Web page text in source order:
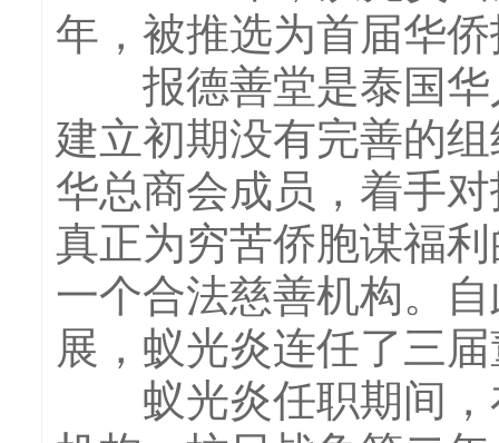
年，被推选为首届华
报德善堂是泰国华
建立初期没有完善的
华总商会成员，着手
真正为穷苦侨胞谋福
一个合法慈善机构。
展，蚁光炎连任了三
蚁光炎任职期间，